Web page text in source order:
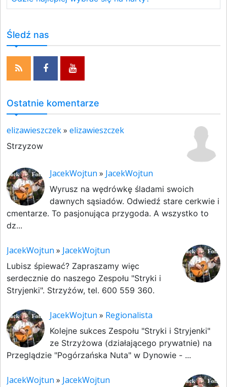
Śledź nas
Ostatnie komentarze
elizawieszczek» elizawieszczek
Strzyzow
JacekWojtun » JacekWojtun
Wyrusz na wędrówkę śladami swoich
dawnych sąsiadów. Odwiedź stare cerkwie i
cmentarze. To pasjonująca przygoda. A wszystko to
dz...
JacekWojtun » JacekWojtun
Lubisz śpiewać? Zapraszamy więc
serdecznie do naszego Zespołu "Stryki i
Stryjenki". Strzyżów, tel. 600 559 360.
JacekWojtun » Regionalista
Kolejne sukces Zespołu "Stryki i Stryjenki"
ze Strzyżowa (działającego prywatnie) na
Przeglądzie "Pogórzańska Nuta" w Dynowie - ...
JacekWojtun » JacekWojtun